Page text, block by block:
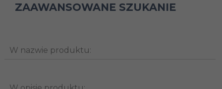
ZAAWANSOWANE SZUKANIE
W nazwie produktu: